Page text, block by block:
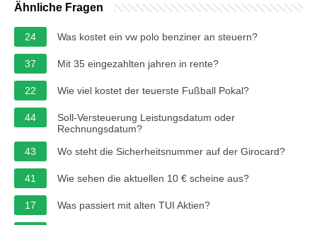
Ähnliche Fragen
24 Was kostet ein vw polo benziner an steuern?
37 Mit 35 eingezahlten jahren in rente?
22 Wie viel kostet der teuerste Fußball Pokal?
44
Soll-Versteuerung Leistungsdatum oder
Rechnungsdatum?
43
Wo steht die Sicherheitsnummer auf der Girocard?
41 Wie sehen die aktuellen 10 € scheine aus?
17 Was passiert mit alten TUI Aktien?